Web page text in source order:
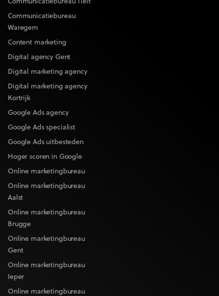
Communicatiebureau Tielt
Communicatiebureau
Waregem
Content marketing
Digital agency Gent
Digital marketing agency
Digital marketing agency
Kortrijk
Google Ads agency
Google Ads specialist
Google Ads uitbesteden
Hoger scoren in Google
Online marketingbureau
Online marketingbureau
Aalst
Online marketingbureau
Brugge
Online marketingbureau
Gent
Online marketingbureau
Ieper
Online marketingbureau